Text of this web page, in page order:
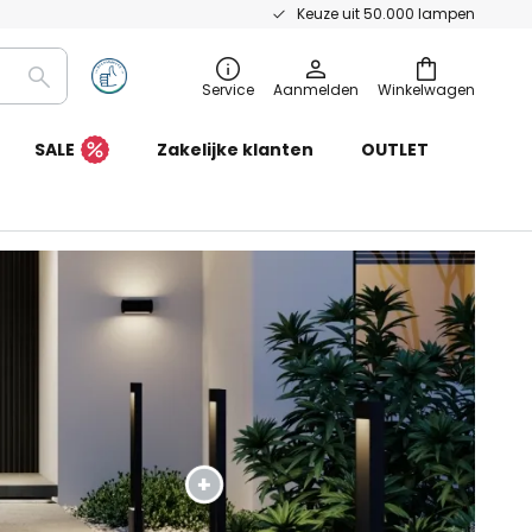
Keuze uit 50.000 lampen
Winkelwagen
Zoeken Service Aanmelden
SALE Zakelijke klanten OUTLET